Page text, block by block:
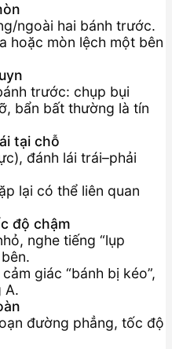
ngoài hai bánh trước.
hoặc mòn lệch một bên
trước: chụp bụi
bẩn bất thường là tín
tại chỗ
đánh lái trái–phải
lại có thể liên quan
độ chậm
nghe tiếng “lụp
giác “bánh bị kéo”,
A.
đường phẳng, tốc độ